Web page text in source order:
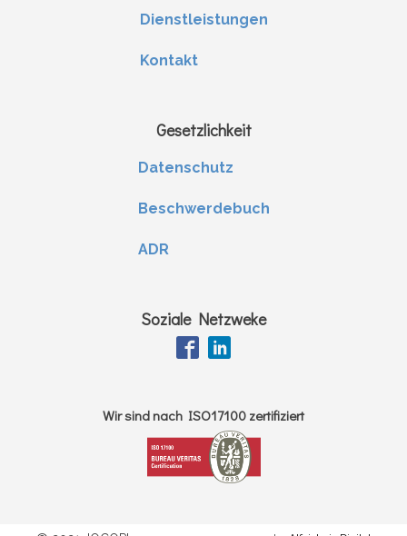
Dienstleistungen
Kontakt
Gesetzlichkeit
Datenschutz
Beschwerdebuch
ADR
Soziale Netzweke
Wir sind nach ISO17100 zertifiziert